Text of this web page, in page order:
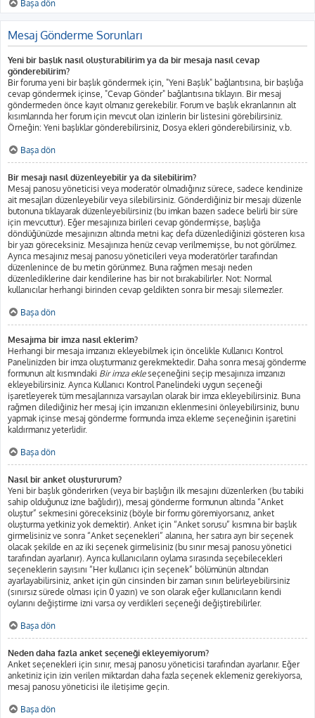
Başa dön
Mesaj Gönderme Sorunları
Yeni bir başlık nasıl oluşturabilirim ya da bir mesaja nasıl cevap
gönderebilirim?
Bir foruma yeni bir başlık göndermek için, "Yeni Başlık" bağlantısına, bir başlığa
cevap göndermek içinse, "Cevap Gönder" bağlantısına tıklayın. Bir mesaj
göndermeden önce kayıt olmanız gerekebilir. Forum ve başlık ekranlarının alt
kısımlarında her forum için mevcut olan izinlerin bir listesini görebilirsiniz.
Örneğin: Yeni başlıklar gönderebilirsiniz, Dosya ekleri gönderebilirsiniz, v.b.
Başa dön
Bir mesajı nasıl düzenleyebilir ya da silebilirim?
Mesaj panosu yöneticisi veya moderatör olmadığınız sürece, sadece kendinize
ait mesajları düzenleyebilir veya silebilirsiniz. Gönderdiğiniz bir mesajı düzenle
butonuna tıklayarak düzenleyebilirsiniz (bu imkan bazen sadece belirli bir süre
için mevcuttur). Eğer mesajınıza birileri cevap göndermişse, başlığa
döndüğünüzde mesajınızın altında metni kaç defa düzenlediğinizi gösteren kısa
bir yazı göreceksiniz. Mesajınıza henüz cevap verilmemişse, bu not görülmez.
Ayrıca mesajınız mesaj panosu yöneticileri veya moderatörler tarafından
düzenlenince de bu metin görünmez. Buna rağmen mesajı neden
düzenlediklerine dair kendilerine has bir not bırakabilirler. Not: Normal
kullanıcılar herhangi birinden cevap geldikten sonra bir mesajı silemezler.
Başa dön
Mesajıma bir imza nasıl eklerim?
Herhangi bir mesaja imzanızı ekleyebilmek için öncelikle Kullanıcı Kontrol
Panelinizden bir imza oluşturmanız gerekmektedir. Daha sonra mesaj gönderme
formunun alt kısmındaki Bir imza ekleseçeneğini seçip mesajınıza imzanızı
ekleyebilirsiniz. Ayrıca Kullanıcı Kontrol Panelindeki uygun seçeneği
işaretleyerek tüm mesajlarınıza varsayılan olarak bir imza ekleyebilirsiniz. Buna
rağmen dilediğiniz her mesaj için imzanızın eklenmesini önleyebilirsiniz, bunu
yapmak içinse mesaj gönderme formunda imza ekleme seçeneğinin işaretini
kaldırmanız yeterlidir.
Başa dön
Nasıl bir anket oluştururum?
Yeni bir başlık gönderirken (veya bir başlığın ilk mesajını düzenlerken (bu tabiki
sahip olduğunuz izne bağlıdır)), mesaj gönderme formunun altında “Anket
oluştur” sekmesini göreceksiniz (böyle bir formu göremiyorsanız, anket
oluşturma yetkiniz yok demektir). Anket için “Anket sorusu” kısmına bir başlık
girmelisiniz ve sonra “Anket seçenekleri” alanına, her satıra ayrı bir seçenek
olacak şekilde en az iki seçenek girmelisiniz (bu sınır mesaj panosu yönetici
tarafından ayarlanır). Ayrıca kullanıcıların oylama sırasında seçebilecekleri
seçeneklerin sayısını “Her kullanıcı için seçenek” bölümünün altından
ayarlayabilirsiniz, anket için gün cinsinden bir zaman sınırı belirleyebilirsiniz
(sınırsız sürede olması için 0 yazın) ve son olarak eğer kullanıcıların kendi
oylarını değiştirme izni varsa oy verdikleri seçeneği değiştirebilirler.
Başa dön
Neden daha fazla anket seçeneği ekleyemiyorum?
Anket seçenekleri için sınır, mesaj panosu yöneticisi tarafından ayarlanır. Eğer
anketiniz için izin verilen miktardan daha fazla seçenek eklemeniz gerekiyorsa,
mesaj panosu yöneticisi ile iletişime geçin.
Başa dön